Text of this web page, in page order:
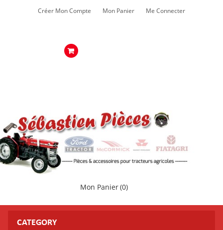
Créer Mon Compte Mon Panier Me Connecter
Mon Panier(0)
CATEGORY